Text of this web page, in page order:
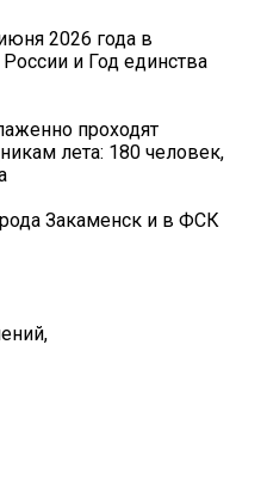
2026 года в
и Год единства
проходят
лета: 180 человек,
Закаменск и в ФСК